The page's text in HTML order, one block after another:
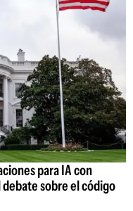
para IA con
sobre el código